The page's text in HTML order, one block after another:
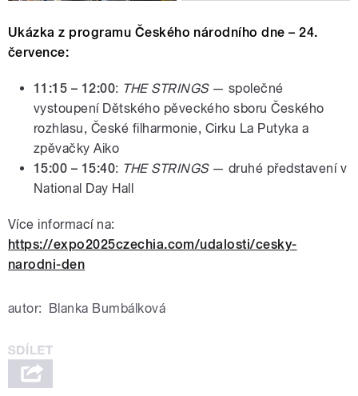
Ukázka z programu Českého národního dne – 24.
července:
11:15 – 12:00: THE STRINGS— společné
vystoupení Dětského pěveckého sboru Českého
rozhlasu, České filharmonie, Cirku La Putyka a
zpěvačky Aiko
15:00 – 15:40: THE STRINGS— druhé představení v
National Day Hall
Více informací na:
https://expo2025czechia.com/udalosti/cesky-
narodni-den
autor: Blanka Bumbálková